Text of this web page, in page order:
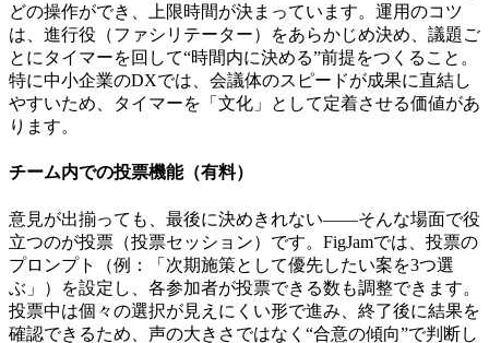
どの操作ができ、上限時間が決まっています。運用のコツ
は、進行役（ファシリテーター）をあらかじめ決め、議題ご
とにタイマーを回して“時間内に決める”前提をつくること。
特に中小企業のDXでは、会議体のスピードが成果に直結し
やすいため、タイマーを「文化」として定着させる価値があ
ります。
チーム内での投票機能（有料）
意見が出揃っても、最後に決めきれない——そんな場面で役
立つのが投票（投票セッション）です。FigJamでは、投票の
プロンプト（例：「次期施策として優先したい案を3つ選
ぶ」）を設定し、各参加者が投票できる数も調整できます。
投票中は個々の選択が見えにくい形で進み、終了後に結果を
確認できるため、声の大きさではなく“合意の傾向”で判断し